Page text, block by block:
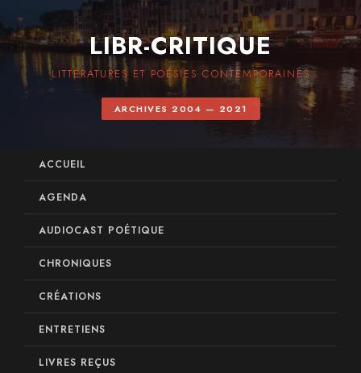
LIBR-CRITIQUE
LITTÉRATURES ET POÉSIES CONTEMPORAINES
ARCHIVES 2004 — 2021
ACCUEIL
AGENDA
AUDIOCAST POÉTIQUE
CHRONIQUES
CRÉATIONS
ENTRETIENS
LIVRES REÇUS